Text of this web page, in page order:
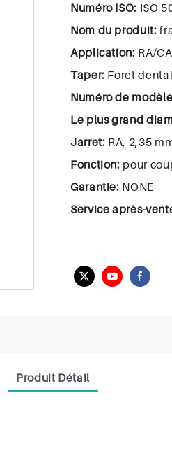
Numéro ISO: ISO
Nom du produit:
Application: RA/
Taper: Foret
Numéro de
Le plus grand
Jarret: RA, 2,35
Fonction: pour
Garantie: NONE
Service après-
Produit Détail